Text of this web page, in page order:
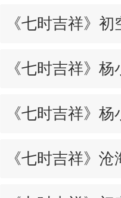
《七时吉祥》
《七时吉祥》
《七时吉祥》
《七时吉祥》